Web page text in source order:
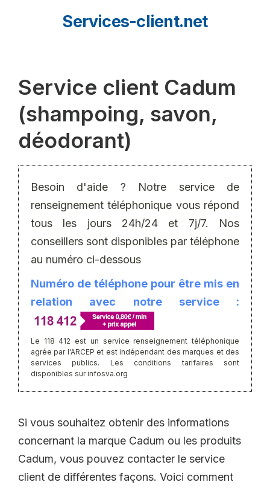
Services-client.net
Service client Cadum
(shampoing, savon,
déodorant)
Besoin d'aide ? Notre service de
renseignement téléphonique vous répond
tous les jours 24h/24 et 7j/7. Nos
conseillers sont disponibles par téléphone
au numéro ci-dessous
Numéro de téléphone pour être mis en
relation avec notre service :
Le 118 412 est un service renseignement téléphonique
agrée par l'ARCEP et est indépendant des marques et des
services publics. Les conditions tarifaires sont
disponibles sur infosva.org
Si vous souhaitez obtenir des informations
concernant la marque Cadum ou les produits
Cadum, vous pouvez contacter le service
client de différentes façons. Voici comment